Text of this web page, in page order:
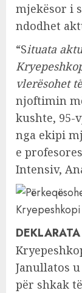
mjekësor i
ndodhet
“Situata
vlerësohet
njoftimin
kushte, 95-
nga ekipi
e
Intensiv,
Janullatos
për shkak